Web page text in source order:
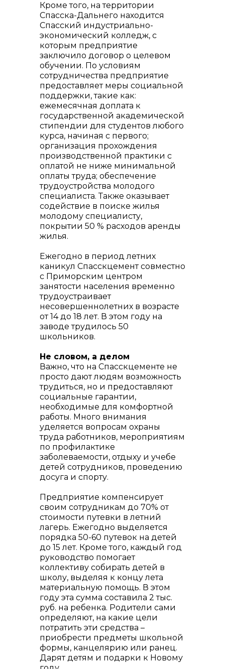
Кроме того, на территории
Спасска-Дальнего находится
Спасский индустриально-
экономический колледж, с
которым предприятие
заключило договор о целевом
обучении. По условиям
сотрудничества предприятие
предоставляет меры социальной
поддержки, такие как:
ежемесячная доплата к
государственной академической
стипендии для студентов любого
курса, начиная с первого;
организация прохождения
производственной практики с
оплатой не ниже минимальной
оплаты труда; обеспечение
трудоустройства молодого
специалиста. Также оказывает
содействие в поиске жилья
молодому специалисту,
покрытии 50 % расходов аренды
жилья.
Ежегодно в период летних
каникул Спасскцемент совместно
с Приморским центром
занятости населения временно
трудоустраивает
несовершеннолетних в возрасте
от 14 до 18 лет. В этом году на
заводе трудилось 50
школьников.
Не словом, а делом
Важно, что на Спасскцементе не
просто дают людям возможность
трудиться, но и предоставляют
социальные гарантии,
необходимые для комфортной
работы. Много внимания
уделяется вопросам охраны
труда работников, мероприятиям
по профилактике
заболеваемости, отдыху и учебе
детей сотрудников, проведению
досуга и спорту.
Предприятие компенсирует
своим сотрудникам до 70% от
стоимости путевки в летний
лагерь. Ежегодно выделяется
порядка 50-60 путевок на детей
до 15 лет. Кроме того, каждый год
руководство помогает
коллективу собирать детей в
школу, выделяя к концу лета
материальную помощь. В этом
году эта сумма составила 2 тыс.
руб. на ребенка. Родители сами
определяют, на какие цели
потратить эти средства –
приобрести предметы школьной
формы, канцелярию или ранец.
Дарят детям и подарки к Новому